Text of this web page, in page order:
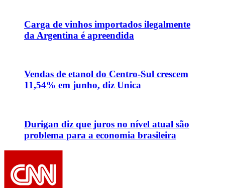
Carga de vinhos importados ilegalmente
da Argentina é apreendida
Vendas de etanol do Centro-Sul crescem
11,54% em junho, diz Unica
Durigan diz que juros no nível atual são
problema para a economia brasileira